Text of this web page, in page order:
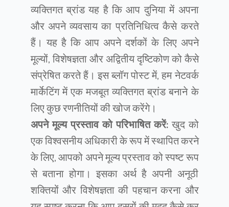
व्यक्तिगत ब्रांड यह है कि आप दुनिया में अपना
और अपने व्यवसाय का प्रतिनिधित्व कैसे करते
हैं। यह है कि आप अपने दर्शकों के लिए अपने
मूल्यों, विशेषज्ञता और अद्वितीय दृष्टिकोण को कैसे
संप्रेषित करते हैं। इस ब्लॉग पोस्ट में, हम नेटवर्क
मार्केटिंग में एक मजबूत व्यक्तिगत ब्रांड बनाने के
लिए कुछ रणनीतियों की खोज करेंगे।
अपने मूल्य प्रस्ताव को परिभाषित करें:खुद को
एक विश्वसनीय अधिकारी के रूप में स्थापित करने
के लिए, आपको अपने मूल्य प्रस्ताव को स्पष्ट रूप
से बताना होगा। इसका अर्थ है अपनी अनूठी
शक्तियों और विशेषज्ञता की पहचान करना और